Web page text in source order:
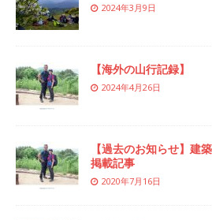
2024年3月9日
【海外の山行記録】
2024年4月26日
【過去のお知らせ】建
掲載記事
2020年7月16日